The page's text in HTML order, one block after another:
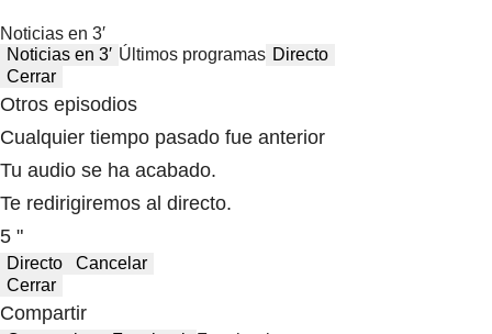
Noticias en 3′
Noticias en 3′ Últimos programas Directo
Cerrar
Otros episodios
Cualquier tiempo pasado fue anterior
Tu audio se ha acabado.
Te redirigiremos al directo.
5 "
Directo
Cancelar
Cerrar
Compartir